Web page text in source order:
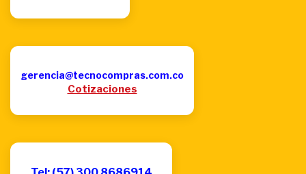
gerencia@tecnocompras.com.co
Cotizaciones